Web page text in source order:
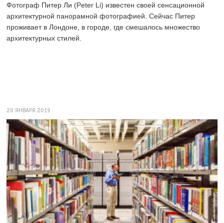
Фотограф Питер Ли (Peter Li) известен своей сенсационной
архитектурной панорамной фотографией. Сейчас Питер
проживает в Лондоне, в городе, где смешалось множество
архитектурных стилей.
20 ЯНВАРЯ 2019